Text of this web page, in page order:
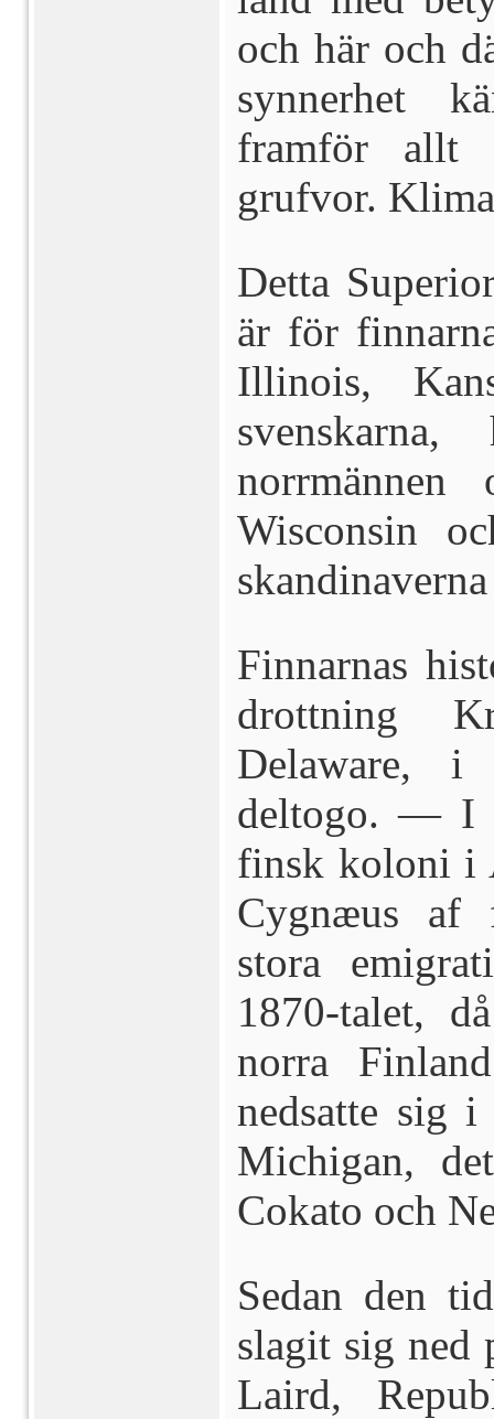
och här och
synnerhet
framför allt
grufvor.
Detta
är för
Illinois,
Wisconsin
Finnarnas
drottning
Delaware, i
deltogo. — I
finsk koloni i
Cygnæus af
stora
1870-talet,
norra
nedsatte sig
Michigan,
Cokato och
Sedan den
slagit sig ned
Laird,